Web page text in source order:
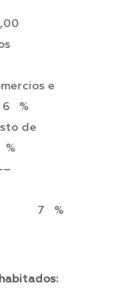
e
%
de
—–
—– 7 %